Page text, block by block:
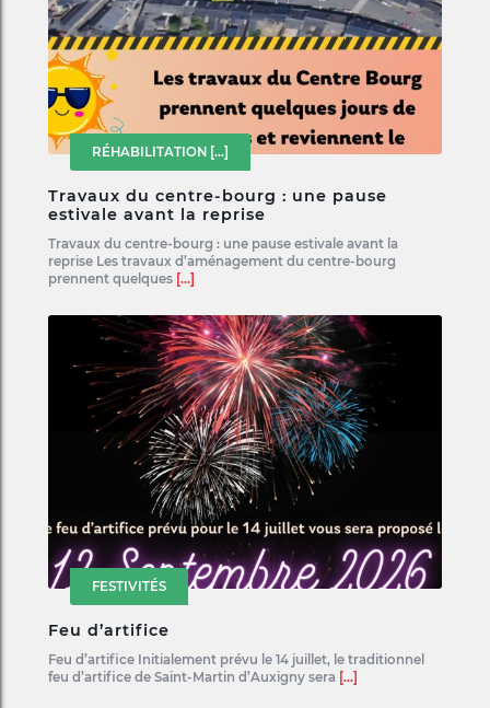
RÉHABILITATION [...]
Travaux du centre-bourg : une pause
estivale avant la reprise
Travaux du centre-bourg : une pause estivale avant la
reprise Les travaux d’aménagement du centre-bourg
prennent quelques [...]
FESTIVITÉS
Feu d’artifice
Feu d’artifice Initialement prévu le 14 juillet, le traditionnel
feu d’artifice de Saint-Martin d’Auxigny sera [...]